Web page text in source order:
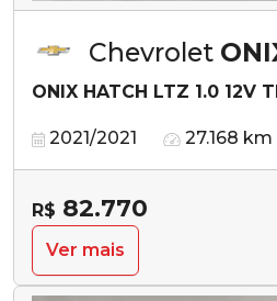
Chevrolet
ONIX HATCH LTZ 1.0 12V
2021/2021 27.168 km
R$ 82.770
Ver mais